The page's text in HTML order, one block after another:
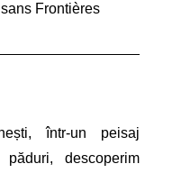
Frontières
într-un peisaj
descoperim